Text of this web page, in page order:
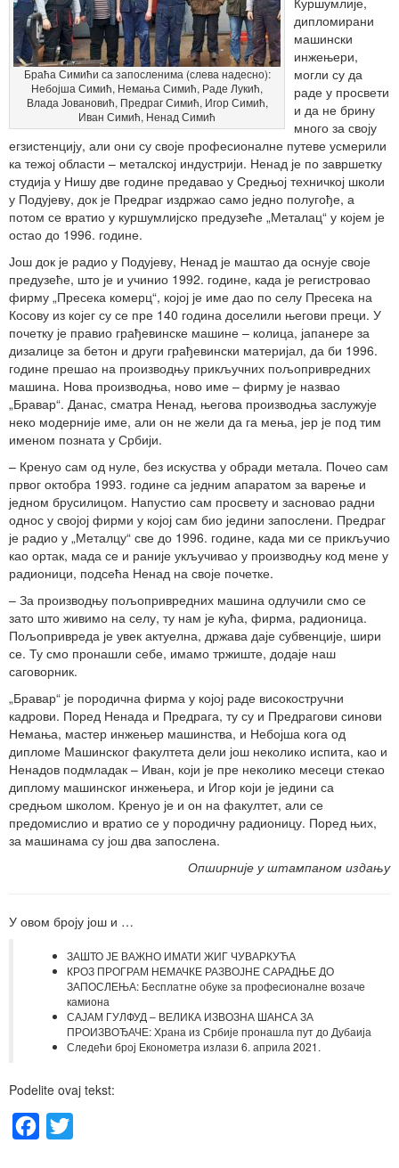
Браћа Симићи са запосленима (слева надесно):
Небојша Симић, Немања Симић, Раде Лукић,
Влада Јовановић, Предраг Симић, Игор Симић,
Иван Симић, Ненад Симић
дипломирани
машински
инжењери,
могли су да
раде у просвети
и да не брину
много за своју
егзистенцију, али они су своје професионалне путеве усмерили
ка тежој области – металској индустрији. Ненад је по завршетку
студија у Нишу две године предавао у Средњој техничкој школи
у Подујеву, док је Предраг издржао само једно полугође, а
потом се вратио у куршумлијско предузеће „Металац“ у којем је
остао до 1996. године.
Још док је радио у Подујеву, Ненад је маштао да оснује своје
предузеће, што је и учинио 1992. године, када је регистровао
фирму „Пресека комерц“, којој је име дао по селу Пресека на
Косову из којег су се пре 140 година доселили његови преци. У
почетку је правио грађевинске машине – колица, јапанере за
дизалице за бетон и други грађевински материјал, да би 1996.
године прешао на производњу прикључних пољопривредних
машина. Нова производња, ново име – фирму је назвао
„Бравар“. Данас, сматра Ненад, његова производња заслужује
неко модерније име, али он не жели да га мења, јер је под тим
именом позната у Србији.
– Кренуо сам од нуле, без искуства у обради метала. Почео сам
првог октобра 1993. године са једним апаратом за варење и
једном брусилицом. Напустио сам просвету и засновао радни
однос у својој фирми у којој сам био једини запослени. Предраг
је радио у „Металцу“ све до 1996. године, када ми се прикључио
као ортак, мада се и раније укључивао у производњу код мене у
радионици, подсећа Ненад на своје почетке.
– За производњу пољопривредних машина одлучили смо се
зато што живимо на селу, ту нам је кућа, фирма, радионица.
Пољопривреда је увек актуелна, држава даје субвенције, шири
се. Ту смо пронашли себе, имамо тржиште, додаје наш
саговорник.
„Бравар“ је породична фирма у којој раде високостручни
кадрови. Поред Ненада и Предрага, ту су и Предрагови синови
Немања, мастер инжењер машинства, и Небојша кога од
дипломе Машинског факултета дели још неколико испита, као и
Ненадов подмладак – Иван, који је пре неколико месеци стекао
диплому машинског инжењера, и Игор који је једини са
средњом школом. Кренуо је и он на факултет, али се
предомислио и вратио се у породичну радионицу. Поред њих,
за машинама су још два запослена.
Опширније у штампаном издању
У овом броју још и …
ЗАШТО ЈЕ ВАЖНО ИМАТИ ЖИГ ЧУВАРКУЋА
КРОЗ ПРОГРАМ НЕМАЧКЕ РАЗВОЈНЕ САРАДЊЕ ДО
ЗАПОСЛЕЊА: Бесплатне обуке за професионалне возаче
камиона
САЈАМ ГУЛФУД – ВЕЛИКА ИЗВОЗНА ШАНСА ЗА
ПРОИЗВОЂАЧЕ: Храна из Србије пронашла пут до Дубаија
Следећи број Економетра излази 6. априла 2021.
Podelite ovaj tekst:
Facebook